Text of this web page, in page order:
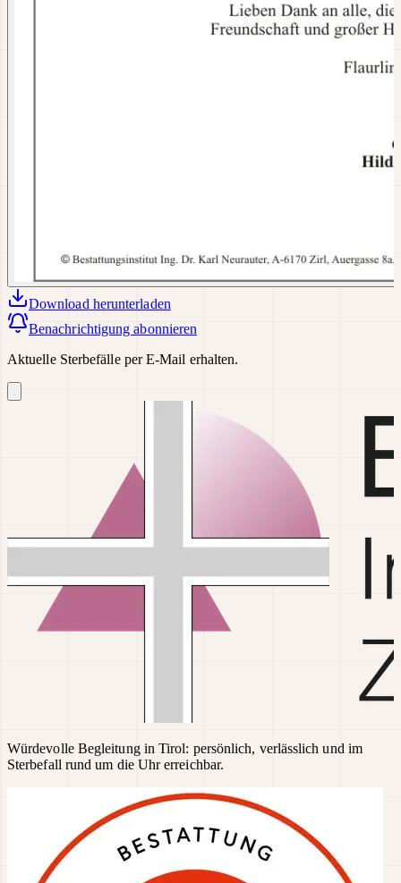
Download herunterladen
Benachrichtigung abonnieren
Aktuelle Sterbefälle per E-Mail erhalten.
Würdevolle Begleitung in Tirol: persönlich, verlässlich und im
Sterbefall rund um die Uhr erreichbar.